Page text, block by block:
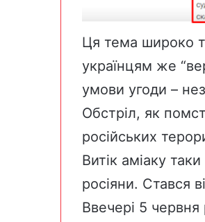
Ця тема широко
українцям же
умови угоди –
Обстріл, як
російських
Витік аміаку
росіяни. Стався
Ввечері 5 червня